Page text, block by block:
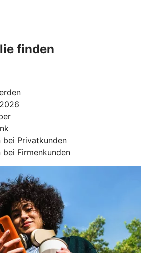
finden
bei Privatkunden
bei Firmenkunden